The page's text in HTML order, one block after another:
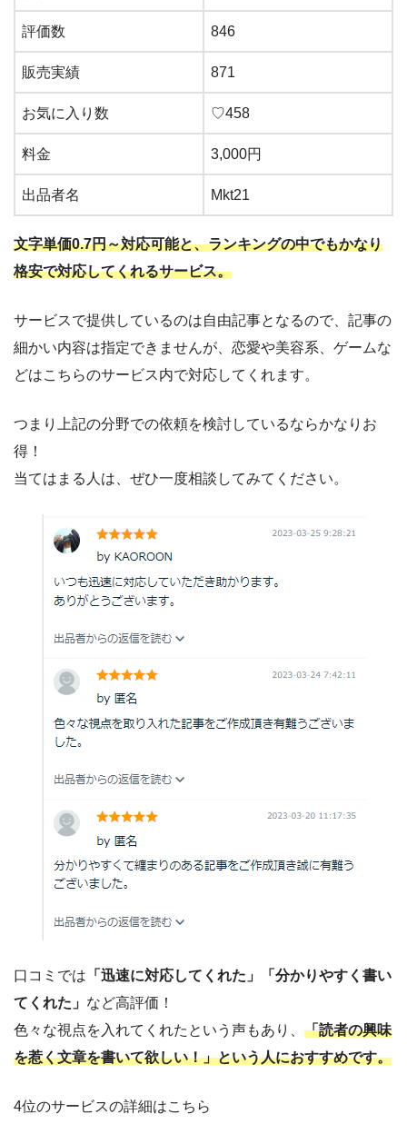
評価数 846
販売実績 871
お気に入り数 ♡458
料金 3,000円
出品者名 Mkt21
文字単価0.7円～対応可能と、ランキングの中でもかなり
格安で対応してくれるサービス。
サービスで提供しているのは自由記事となるので、記事の
細かい内容は指定できませんが、恋愛や美容系、ゲームな
どはこちらのサービス内で対応してくれます。
つまり上記の分野での依頼を検討しているならかなりお
得！
当てはまる人は、ぜひ一度相談してみてください。
口コミでは 「迅速に対応してくれた」「分かりやすく書い
てくれた」 など高評価！
色々な視点を入れてくれたという声もあり、 「読者の興味
を惹く文章を書いて欲しい！」という人におすすめです。
4位のサービスの詳細はこちら